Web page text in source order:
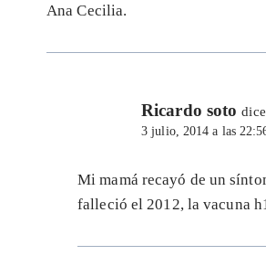
Ana Cecilia.
Ricardo soto
3 julio, 2014 a las
Mi mamá recayó de un
falleció el 2012, la vacuna